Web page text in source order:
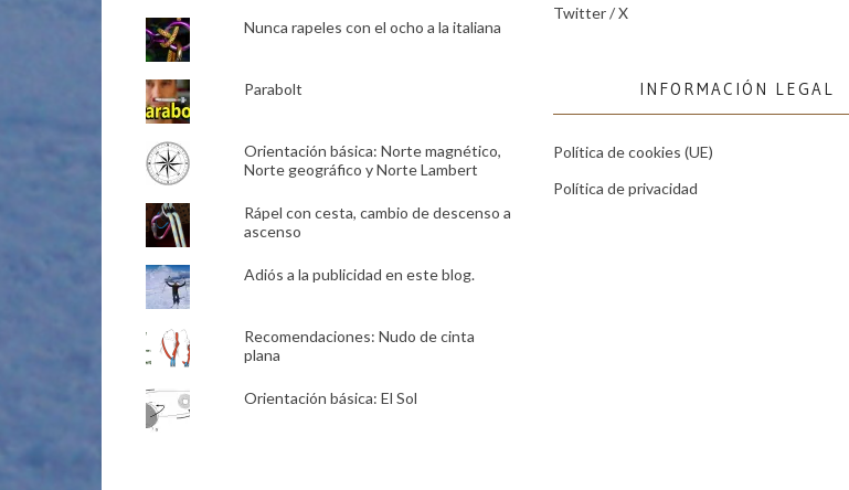
Nunca rapeles con el ocho a la italiana
Parabolt
Orientación básica: Norte magnético,
Norte geográfico y Norte Lambert
Rápel con cesta, cambio de descenso a
ascenso
Adiós a la publicidad en este blog.
Recomendaciones: Nudo de cinta
plana
Orientación básica: El Sol
Twitter / X
INFORMACIÓN LEGAL
Política de cookies (UE)
Política de privacidad